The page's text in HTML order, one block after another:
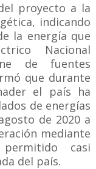
proyecto a la
indicando
la energía que
Nacional
de fuentes
que durante
el país ha
de energías
de 2020 a
mediante
casi
del país.